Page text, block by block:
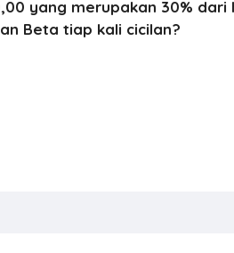
yang merupakan 30%
Beta tiap kali cicilan?